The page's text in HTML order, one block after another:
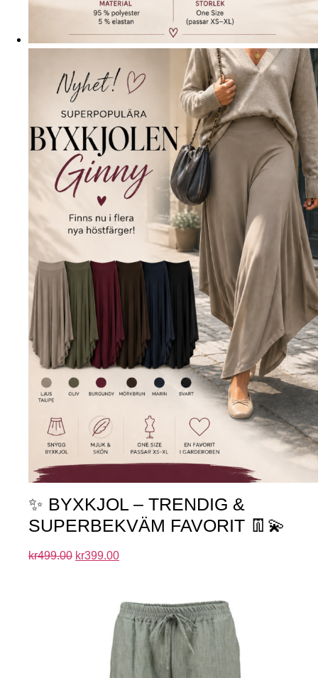
✨ BYXKJOL – TRENDIG &
SUPERBEKVÄM FAVORIT 👖💫
kr499.00 kr399.00